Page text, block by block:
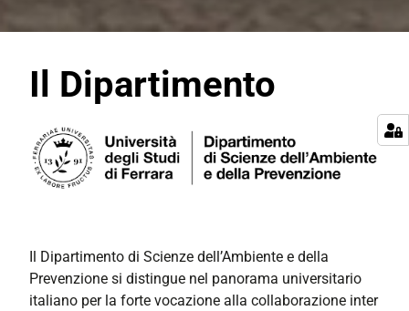
Il Dipartimento
Il Dipartimento di Scienze dell’Ambiente e della
Prevenzione si distingue nel panorama universitario
italiano per la forte vocazione alla collaborazione inter